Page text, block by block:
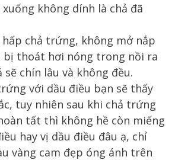
không dính là chả đã
chả trứng, không mở nắp
bị thoát hơi nóng trong nồi ra
sẽ chín lâu và không đều.
với dầu điều bạn sẽ thấy
tuy nhiên sau khi chả trứng
tất thì không hề còn miếng
hay vị dầu điều đâu ạ, chỉ
vàng cam đẹp óng ánh trên